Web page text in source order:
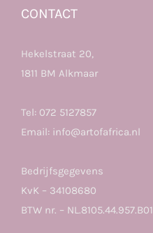
CONTACT
Hekelstraat 20,
1811 BM Alkmaar
Tel: 072 5127857
Email: info@artofafrica.nl
Bedrijfsgegevens
KvK – 34108680
BTW nr. – NL.8105.44.957.B01